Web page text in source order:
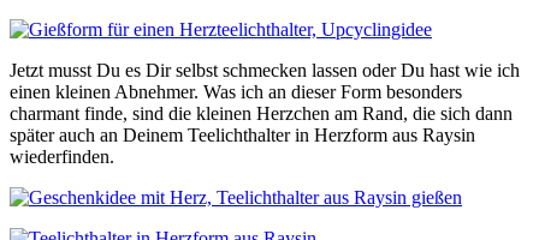
Jetzt musst Du es Dir selbst schmecken lassen oder Du hast wie ich
einen kleinen Abnehmer. Was ich an dieser Form besonders
charmant finde, sind die kleinen Herzchen am Rand, die sich dann
später auch an Deinem Teelichthalter in Herzform aus Raysin
wiederfinden.